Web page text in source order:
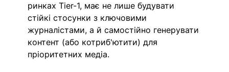
ринках Tier-1, має не лише будувати
стійкі стосунки з ключовими
журналістами, а й самостійно генерувати
контент (або котриб'ютити) для
пріоритетних медіа.